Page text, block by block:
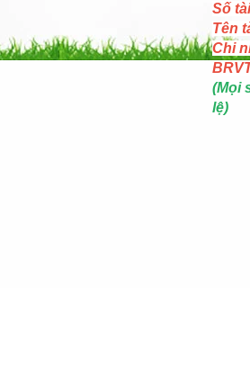
Số
Tên
Chi
(Mọi
lệ)